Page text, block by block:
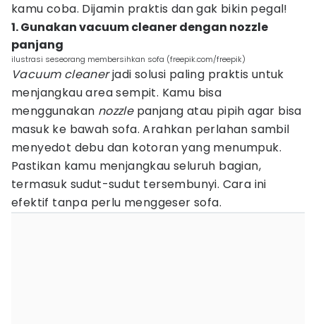
kamu coba. Dijamin praktis dan gak bikin pegal!
1. Gunakan vacuum cleaner dengan nozzle
panjang
ilustrasi seseorang membersihkan sofa (freepik.com/freepik)
Vacuum cleanerjadi solusi paling praktis untuk
menjangkau area sempit. Kamu bisa
menggunakan nozzlepanjang atau pipih agar bisa
masuk ke bawah sofa. Arahkan perlahan sambil
menyedot debu dan kotoran yang menumpuk.
Pastikan kamu menjangkau seluruh bagian,
termasuk sudut-sudut tersembunyi. Cara ini
efektif tanpa perlu menggeser sofa.